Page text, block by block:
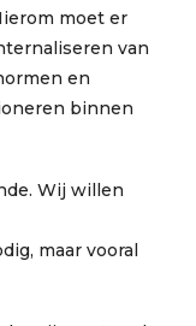
moet er
van
en
binnen
Wij willen
maar vooral